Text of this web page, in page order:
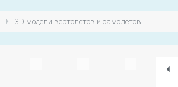
3D модели вертолетов и самолетов